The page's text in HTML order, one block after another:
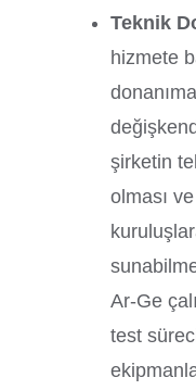
Teknik
hizmete
şirketin
olması
Ar-Ge
test